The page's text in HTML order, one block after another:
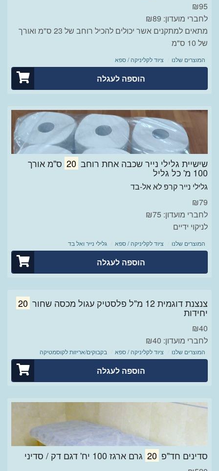
₪95
לחברי מועדון: ₪89
מתאים למתקנים אשר יכולים להכיל רוחב של 23 ס"מ ואורך
של 10 ס"מ
המוצרים שלנו ציוד לקליניקה / ספא
הוספה לעגלה
שישיית גלילי נייר שכבה אחת רוחב 20 ס"מ אורך
100 מ' כל גליל
גלילי נייר קרפ לא אל-בד
₪79
לחברי מועדון: ₪75
לניקוי ידיים
המוצרים שלנו ציוד לקליניקה / ספא גלילי נייר ואל בד
הוספה לעגלה
צנצנת דוגמית 12 מ"ל פלסטיק עגול מכסה שחור 20
יחידות
₪40
לחברי מועדון: ₪40
המוצרים שלנו ציוד לקליניקה / ספא בקבוקים/אריזות לקוסמטיקה
הוספה לעגלה
סדינים חד"פ 20 גרם ארגז 100 יח' דגם דק / סדיני